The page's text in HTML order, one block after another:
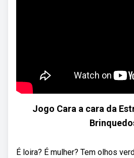
Jogo Cara a cara da
É loira? É mulher? Tem olhos